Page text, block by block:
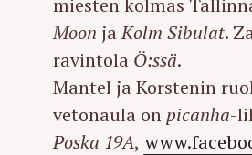
Moon jaKolm Sibulat.
ravintola Ö:ssä.
Mantel ja Korstenin
vetonaula on picanha-
Poska 19A,
r
: